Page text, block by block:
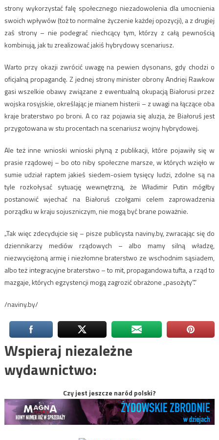
strony wykorzystać falę społecznego niezadowolenia dla umocnienia
swoich wpływów (toż to normalne życzenie każdej opozycji), a z drugiej
zaś strony – nie podegrać niechcący tym, którzy z całą pewnością
kombinują, jak tu zrealizować jakiś hybrydowy scenariusz.
Warto przy okazji zwrócić uwagę na pewien dysonans, gdy chodzi o
oficjalną propagandę. Z jednej strony minister obrony Andriej Rawkow
gasi wszelkie obawy związane z ewentualną okupacją Białorusi przez
wojska rosyjskie, określając je mianem histerii – z uwagi na łączące oba
kraje braterstwo po broni. A co raz pojawia się aluzja, że Białoruś jest
przygotowana w stu procentach na scenariusz wojny hybrydowej.
Ale też inne wnioski wnioski płyną z publikacji, które pojawiły się w
prasie rządowej – bo oto niby społeczne marsze, w których wzięło w
sumie udział raptem jakieś siedem-osiem tysięcy ludzi, zdolne są na
tyle rozkołysać sytuację wewnętrzną, że Władimir Putin mógłby
postanowić wjechać na Białoruś czołgami celem zaprowadzenia
porządku w kraju sojuszniczym, nie mogą być brane poważnie.
„Tak więc zdecydujcie się – pisze publicysta naviny.by, zwracając się do
dziennikarzy mediów rządowych – albo mamy silną władzę,
niezwyciężoną armię i niezłomne braterstwo ze wschodnim sąsiadem,
albo też integracyjne braterstwo – to mit, propagandowa tufta, a rząd to
mazgaje, których egzystencji mogą zagrozić obrażone „pasożyty”.”
/naviny.by/
Wspieraj niezależne
wydawnictwo:
Czy jest jeszcze naród polski?